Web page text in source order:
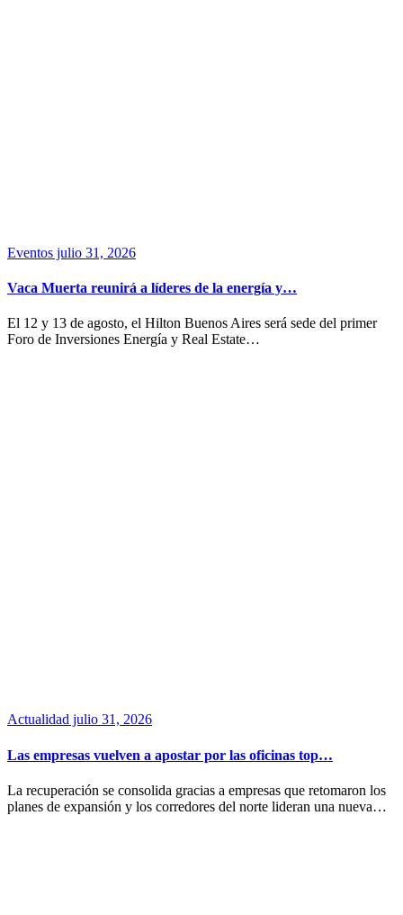
Eventos julio 31, 2026
Vaca Muerta reunirá a líderes de la energía y…
El 12 y 13 de agosto, el Hilton Buenos Aires será sede del primer
Foro de Inversiones Energía y Real Estate…
Actualidad julio 31, 2026
Las empresas vuelven a apostar por las oficinas top…
La recuperación se consolida gracias a empresas que retomaron los
planes de expansión y los corredores del norte lideran una nueva…